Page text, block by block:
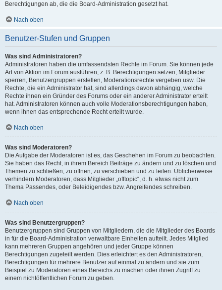
Berechtigungen ab, die die Board-Administration gesetzt hat.
Nach oben
Benutzer-Stufen und Gruppen
Was sind Administratoren?
Administratoren haben die umfassendsten Rechte im Forum. Sie können jede
Art von Aktion im Forum ausführen; z. B. Berechtigungen setzen, Mitglieder
sperren, Benutzergruppen erstellen, Moderationsrechte vergeben usw. Die
Rechte, die ein Administrator hat, sind allerdings davon abhängig, welche
Rechte ihnen ein Gründer des Forums oder ein anderer Administrator erteilt
hat. Administratoren können auch volle Moderationsberechtigungen haben,
wenn ihnen das entsprechende Recht erteilt wurde.
Nach oben
Was sind Moderatoren?
Die Aufgabe der Moderatoren ist es, das Geschehen im Forum zu beobachten.
Sie haben das Recht, in ihrem Bereich Beiträge zu ändern und zu löschen und
Themen zu schließen, zu öffnen, zu verschieben und zu teilen. Üblicherweise
verhindern Moderatoren, dass Mitglieder „offtopic“, d. h. etwas nicht zum
Thema Passendes, oder Beleidigendes bzw. Angreifendes schreiben.
Nach oben
Was sind Benutzergruppen?
Benutzergruppen sind Gruppen von Mitgliedern, die die Mitglieder des Boards
in für die Board-Administration verwaltbare Einheiten aufteilt. Jedes Mitglied
kann mehreren Gruppen angehören und jeder Gruppe können
Berechtigungen zugeteilt werden. Dies erleichtert es den Administratoren,
Berechtigungen für mehrere Benutzer auf einmal zu ändern und sie zum
Beispiel zu Moderatoren eines Bereichs zu machen oder ihnen Zugriff zu
einem nichtöffentlichen Forum zu geben.